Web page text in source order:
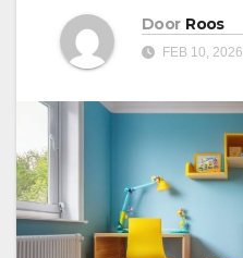
Door Roos
FEB 10, 2026